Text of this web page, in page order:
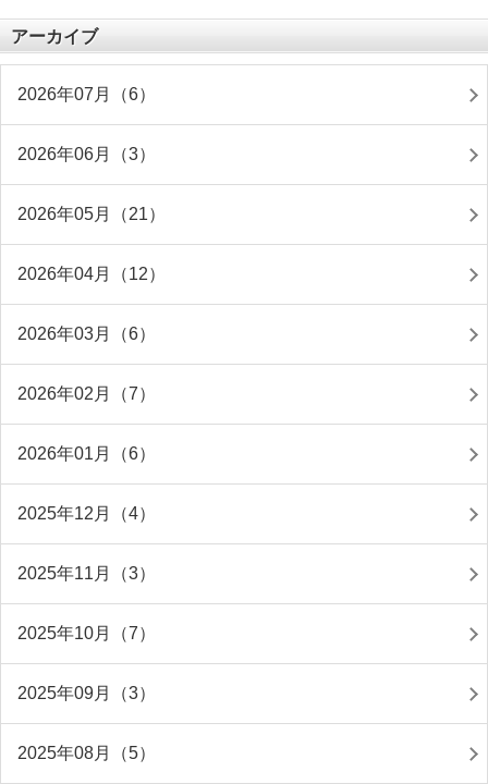
アーカイブ
2026年07月（6）
2026年06月（3）
2026年05月（21）
2026年04月（12）
2026年03月（6）
2026年02月（7）
2026年01月（6）
2025年12月（4）
2025年11月（3）
2025年10月（7）
2025年09月（3）
2025年08月（5）